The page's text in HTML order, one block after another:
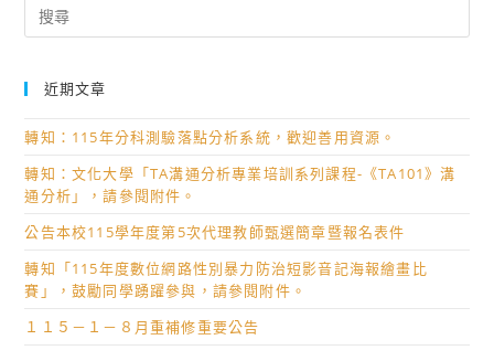
for:
近期文章
轉知：115年分科測驗落點分析系統，歡迎善用資源。
轉知：文化大學「TA溝通分析專業培訓系列課程-《TA101》溝
通分析」，請參閱附件。
公告本校115學年度第5次代理教師甄選簡章暨報名表件
轉知「115年度數位網路性別暴力防治短影音記海報繪畫比
賽」，鼓勵同學踴躍參與，請參閱附件。
１１５－１－８月重補修重要公告